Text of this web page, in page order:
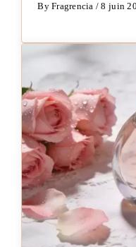
By Fragrencia / 8 juin